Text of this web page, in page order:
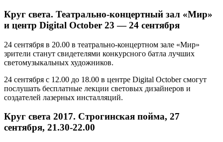
Круг света. Театрально-концертный зал «Мир»
и центр Digital October 23 — 24 сентября
24 сентября в 20.00 в театрально-концертном зале «Мир»
зрители станут свидетелями конкурсного батла лучших
светомузыкальных художников.
24 сентября с 12.00 до 18.00 в центре Digital October смогут
послушать бесплатные лекции световых дизайнеров и
создателей лазерных инсталляций.
Круг света 2017. Строгинская пойма, 27
сентября, 21.30-22.00